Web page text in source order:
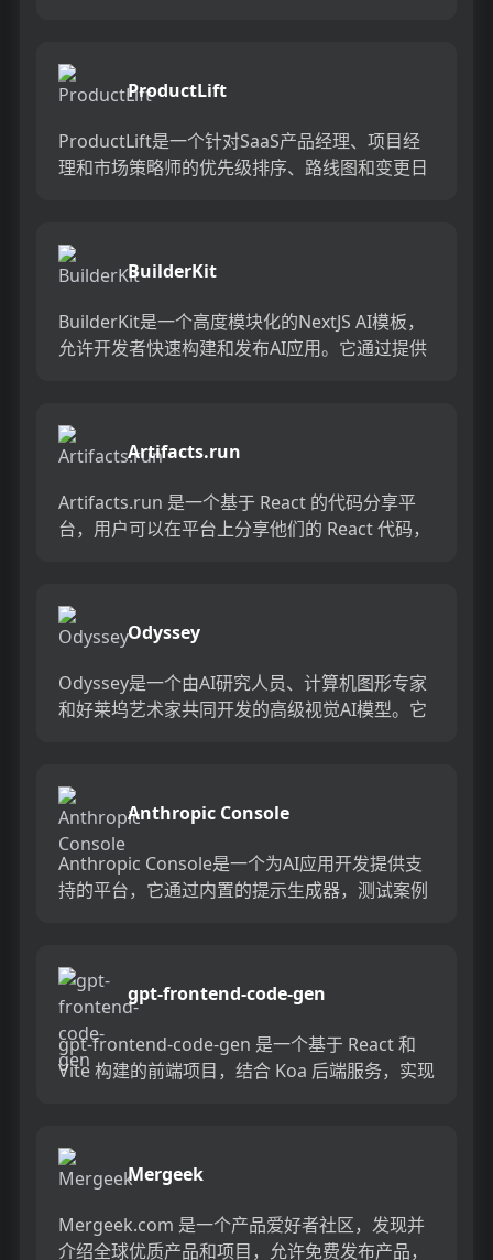
ProductLift
ProductLift是一个针对SaaS产品经理、项目经
理和市场策略师的优先级排序、路线图和变更日
BuilderKit
BuilderKit是一个高度模块化的NextJS AI模板，
允许开发者快速构建和发布AI应用。它通过提供
Artifacts.run
Artifacts.run 是一个基于 React 的代码分享平
台，用户可以在平台上分享他们的 React 代码，
Odyssey
Odyssey是一个由AI研究人员、计算机图形专家
和好莱坞艺术家共同开发的高级视觉AI模型。它
Anthropic Console
Anthropic Console是一个为AI应用开发提供支
持的平台，它通过内置的提示生成器，测试案例
gpt-frontend-code-gen
gpt-frontend-code-gen 是一个基于 React 和
Vite 构建的前端项目，结合 Koa 后端服务，实现
Mergeek
Mergeek.com 是一个产品爱好者社区，发现并
介绍全球优质产品和项目，允许免费发布产品，